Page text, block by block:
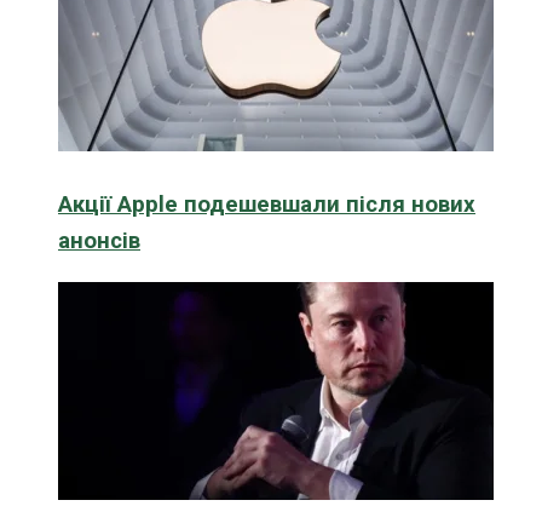
Акції Apple подешевшали після нових
анонсів